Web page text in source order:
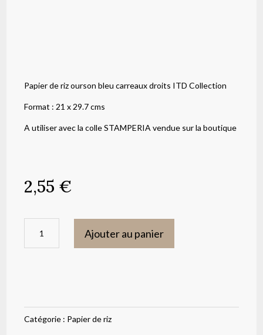
Papier de riz ourson bleu carreaux droits ITD Collection
Format : 21 x 29.7 cms
A utiliser avec la colle STAMPERIA vendue sur la boutique
2,55 €
ourson
bleu
Ajouter au panier
Catégorie : Papier de riz